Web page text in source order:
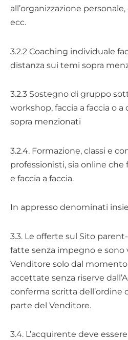
all’organizzazione
ecc.
3.2.2 Coaching individuale
distanza sui temi sopra
3.2.3 Sostegno di gruppo
workshop, faccia a faccia o
sopra menzionati
3.2.4. Formazione, classi e
professionisti, sia online che
e faccia a faccia.
In appresso denominati
3.3. Le offerte sul Sito
fatte senza impegno e sono
Venditore solo dal
accettate senza riserve
conferma scritta dell’ordine
parte del Venditore.
3.4. L’acquirente deve